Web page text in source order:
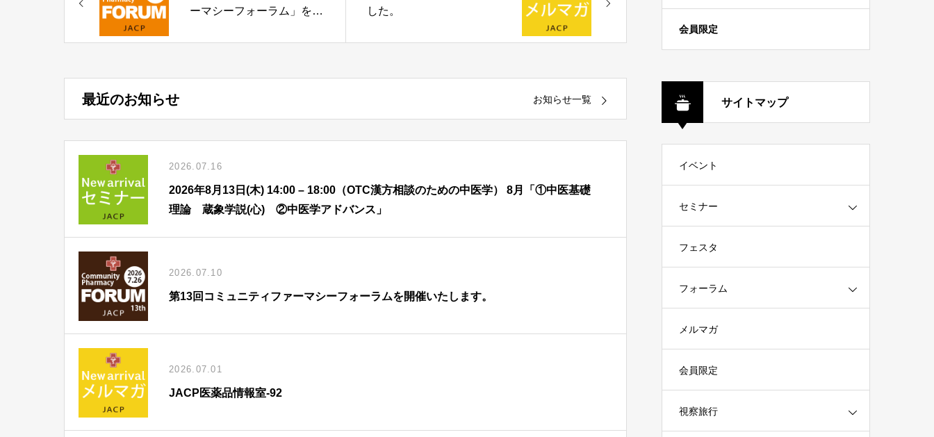
ーマシーフォーラム」を開
した。
最近のお知らせ お知らせ一覧
2026.07.16
2026年8月13日(木) 14:00 – 18:00（OTC漢方相談のための中医学） 8月「①中医基礎
理論 蔵象学説(心) ②中医学アドバンス」
2026.07.10
第13回コミュニティファーマシーフォーラムを開催いたします。
2026.07.01
JACP医薬品情報室-92
会員限定
サイトマップ
イベント
セミナー
フェスタ
フォーラム
メルマガ
会員限定
視察旅行